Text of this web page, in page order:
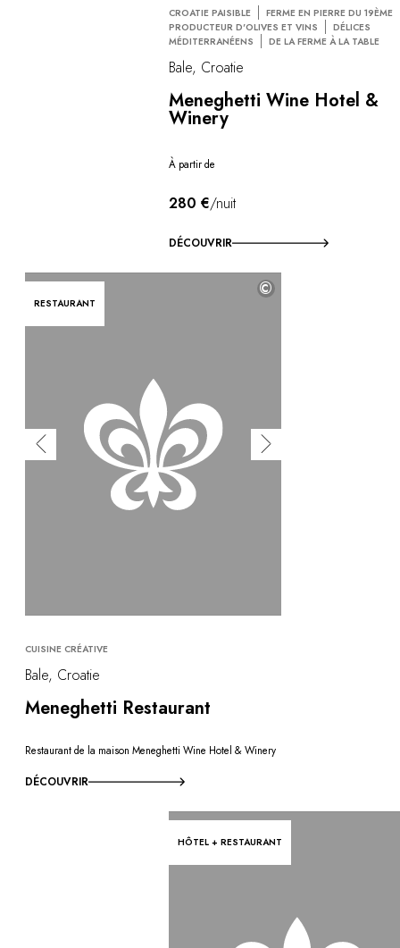
CROATIE PAISIBLE
FERME EN PIERRE DU 19ÈME
PRODUCTEUR D'OLIVES ET VINS
DÉLICES
MÉDITERRANÉENS
DE LA FERME À LA TABLE
Bale, Croatie
Meneghetti Wine Hotel &
Winery
À partir de
280 €/nuit
DÉCOUVRIR
RESTAURANT
©
CUISINE CRÉATIVE
Bale, Croatie
Meneghetti Restaurant
Restaurant de la maison Meneghetti Wine Hotel & Winery
DÉCOUVRIR
HÔTEL + RESTAURANT